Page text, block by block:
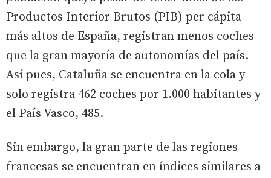
Productos Interior Brutos (PIB) per cápita
más altos de España, registran menos coches
que la gran mayoría de autonomías del país.
Así pues, Cataluña se encuentra en la cola y
solo registra 462 coches por 1.000 habitantes y
el País Vasco, 485.
Sin embargo, la gran parte de las regiones
francesas se encuentran en índices similares a